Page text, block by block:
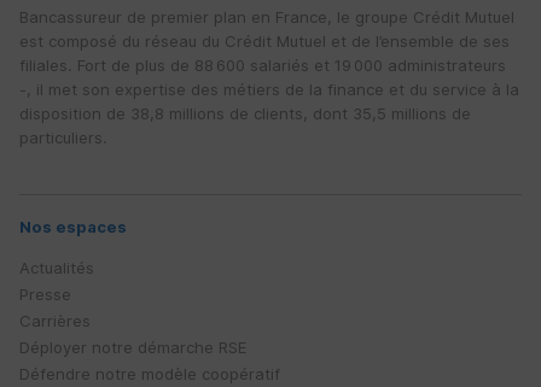
Bancassureur de premier plan en France, le groupe Crédit Mutuel
est composé du réseau du Crédit Mutuel et de l’ensemble de ses
filiales. Fort de plus de 88 600 salariés et 19 000 administrateurs
-, il met son expertise des métiers de la finance et du service à la
disposition de 38,8 millions de clients, dont 35,5 millions de
particuliers.
Nos espaces
Actualités
Presse
Carrières
Déployer notre démarche RSE
Défendre notre modèle coopératif